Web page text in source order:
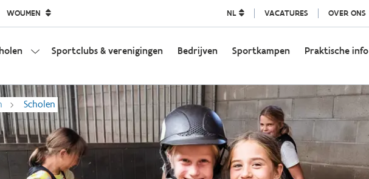
WOUMEN NL VACATURES OVER ONS
Sportclubs & verenigingen Bedrijven Sportkampen Praktische info
Scholen